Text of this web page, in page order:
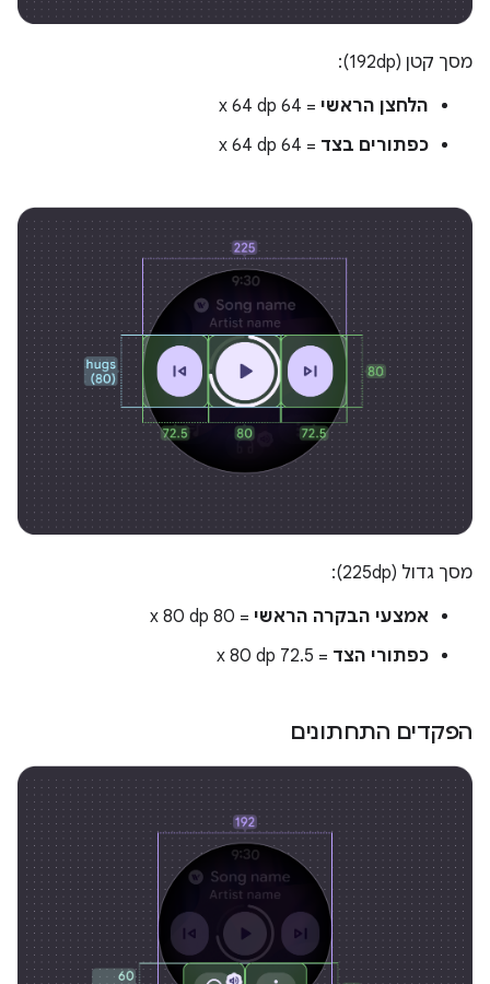
מסך קטן (192dp):
הלחצן הראשי = 64 x 64 dp
כפתורים בצד = 64 x 64 dp
מסך גדול (225dp):
אמצעי הבקרה הראשי = 80 x 80 dp
כפתורי הצד = 72.5 x 80 dp
הפקדים התחתונים